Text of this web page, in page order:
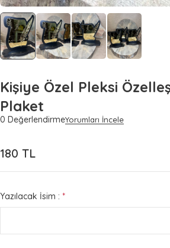
Kişiye Özel Pleksi
Plaket
0 DeğerlendirmeYorumları İncele
180 TL
Yazılacak İsim : *